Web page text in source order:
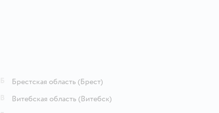
Брестская область (Брест)
Витебская область (Витебск)